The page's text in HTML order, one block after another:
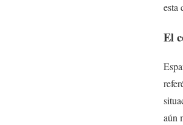
esta
El
aún